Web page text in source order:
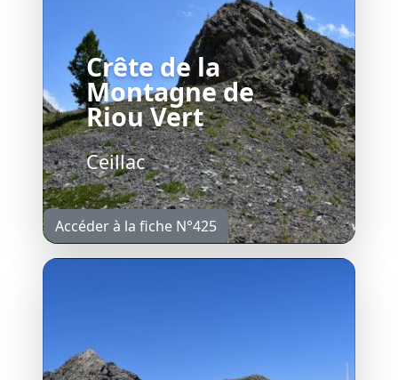
Crête de la
Montagne de
Riou Vert
Ceillac
Accéder à la fiche N°425